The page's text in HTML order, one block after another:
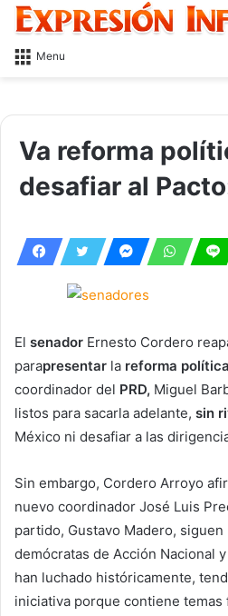
Menu
Va reforma
desafiar al
El senador Ernesto Cordero
parapresentar la reforma política
coordinador del PRD, Miguel
listos para sacarla adelante, sin
México ni desafiar a las
Sin embargo, Cordero Arroyo
nuevo coordinador José Luis
partido, Gustavo Madero,
demócratas de Acción Nacional
han luchado históricamente,
iniciativa porque contiene temas